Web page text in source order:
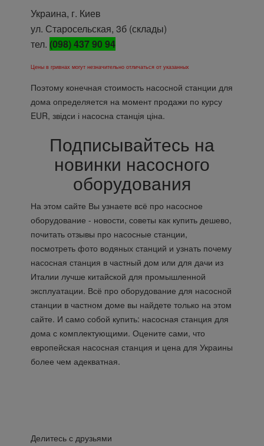
Украина, г. Киев
ул. Старосельская, 3б (склады)
тел.(098) 437 90 94
Цены в гривнах могут незначительно отличаться от указанных
Поэтому конечная стоимость насосной станции для
дома определяется на момент продажи по курсу
EUR, звідси і насосна станція ціна.
Подписывайтесь на
новинки насосного
оборудования
На этом сайте Вы узнаете всё про насосное
оборудование - новости, советы как купить дешево,
почитать отзывы про насосные станции,
посмотреть фото водяных станций и узнать почему
насосная станция в частный дом или для дачи из
Италии лучше китайской для промышленной
эксплуатации. Всё про оборудование для насосной
станции в частном доме вы найдете только на этом
сайте. И само собой купить: насосная станция для
дома с комплектующими. Оцените сами, что
европейская насосная станция и цена для Украины
более чем адекватная.
Делитесь с друзьями